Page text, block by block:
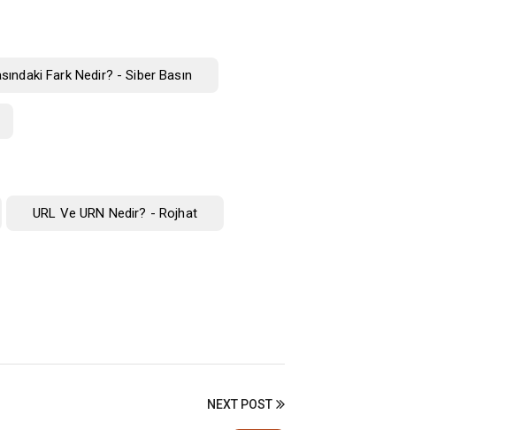
Fark Nedir? - Siber Basın
URL Ve URN Nedir? - Rojhat
NEXT POST